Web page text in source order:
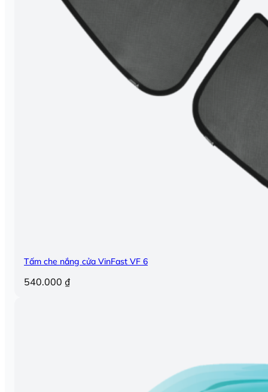
Tấm che nắng cửa VinFast VF 6
540.000 ₫